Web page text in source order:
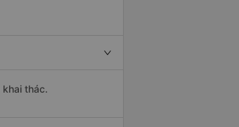
khai thác.